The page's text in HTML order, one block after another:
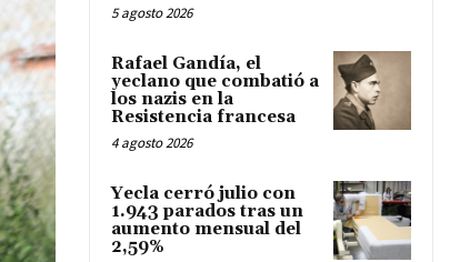
5 agosto 2026
Rafael Gandía, el
yeclano que combatió a
los nazis en la
Resistencia francesa
4 agosto 2026
Yecla cerró julio con
1.943 parados tras un
aumento mensual del
2,59%